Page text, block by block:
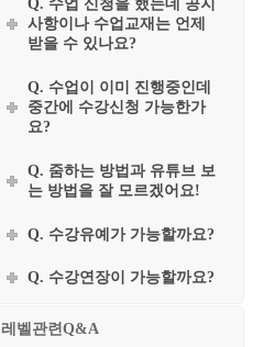
Q. 수업 신청을 했는데 공지
사항이나 수업교재는 언제
받을 수 있나요?
Q. 수업이 이미 진행중인데
중간에 수강신청 가능한가
요?
Q. 줌하는 방법과 유튜브 보
는 방법을 잘 모르겠어요!
Q. 수강유예가 가능할까요?
Q. 수강연장이 가능할까요?
레벨관련Q&A